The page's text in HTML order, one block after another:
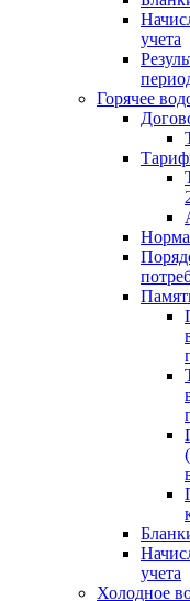
учета
Горячее
учета
Холодное